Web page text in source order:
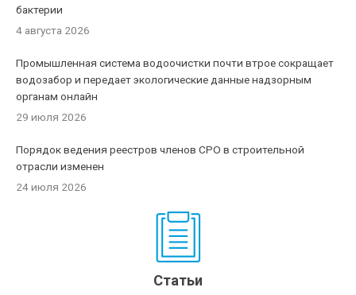
бактерии
4 августа 2026
Промышленная система водоочистки почти втрое сокращает
водозабор и передает экологические данные надзорным
органам онлайн
29 июля 2026
Порядок ведения реестров членов СРО в строительной
отрасли изменен
24 июля 2026
Статьи